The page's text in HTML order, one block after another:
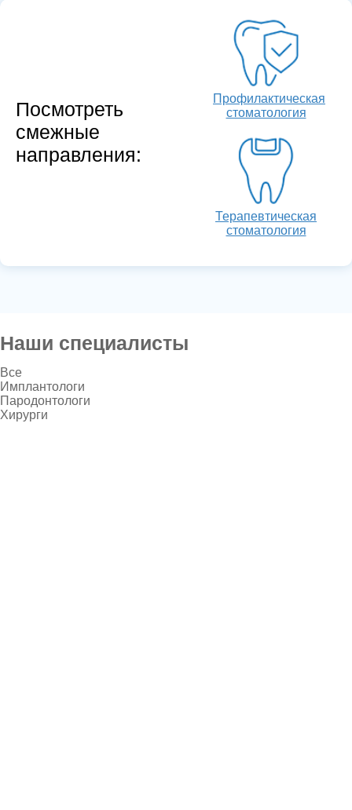
Посмотреть
смежные
направления:
Профилактическая
стоматология
Терапевтическая
стоматология
Наши специалисты
Все
Имплантологи
Пародонтологи
Хирурги